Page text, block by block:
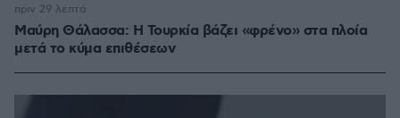
Μαύρη Θάλασσα: Η Τουρκία βάζει «φρένο» στα πλοία
μετά το κύμα επιθέσεων
πριν 29 λεπτά